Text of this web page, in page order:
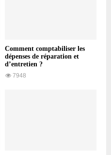
Comment comptabiliser les
dépenses de réparation et
d’entretien ?
7948